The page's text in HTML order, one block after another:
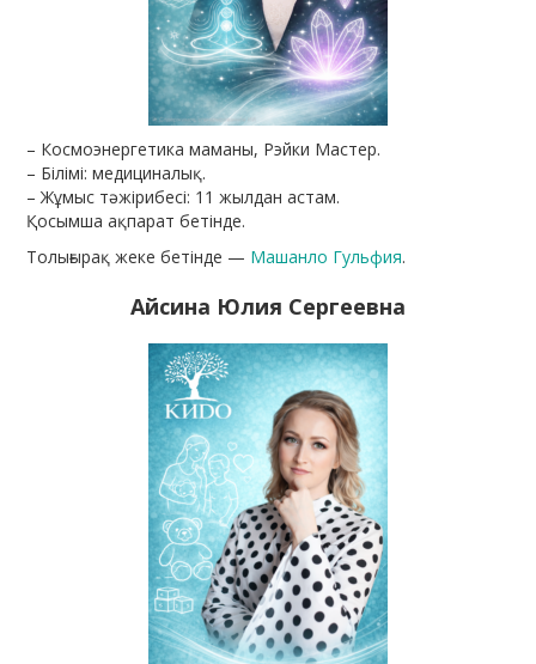
– Космоэнергетика маманы, Рэйки Мастер.
– Білімі: медициналық.
– Жұмыс тәжірибесі: 11 жылдан астам.
Қосымша ақпарат бетінде.
Толығырақ жеке бетінде — Машанло Гульфия.
Айсина Юлия Сергеевна